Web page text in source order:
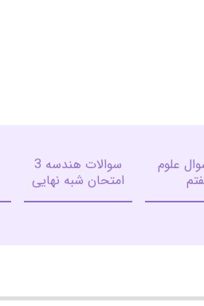
علوم
سوالات هندسه 3
امتحان شبه نهایی